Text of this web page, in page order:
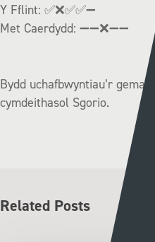
Y Fflint: ✅❌✅✅➖
Met Caerdydd: ➖➖❌➖➖
Bydd uchafbwyntiau’r
cymdeithasol Sgorio.
Related Posts